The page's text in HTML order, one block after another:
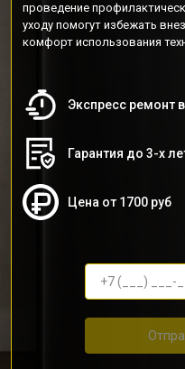
проведение
уходу помогут избежать
комфорт использования
Экспресс ремонт
Гарантия до 3-х
Цена от 1700 руб